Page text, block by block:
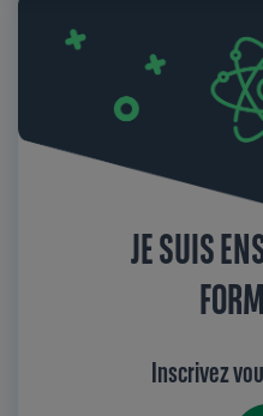
JE SUIS
Inscrivez